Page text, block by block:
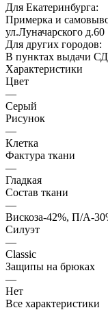
Для Екатеринбурга:
Примерка и
ул.Луначарского д.60
Для других городов:
В пунктах выдачи
Характеристики
Цвет
—
Серый
Рисунок
—
Клетка
Фактура ткани
—
Гладкая
Состав ткани
—
Вискоза-42%, П/А-
Силуэт
—
Classic
Защипы на брюках
—
Нет
Все характеристики